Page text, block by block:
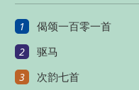
六首
1 偈颂一百零一首
2 驱马
3 次韵七首